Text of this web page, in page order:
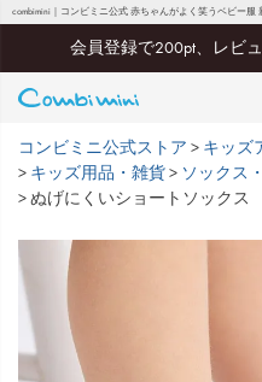
combimini｜コンビミニ公式 赤ちゃんがよく笑うベビー
会員登録で200pt、レビ
コンビミニ公式ストア
キッズ
キッズ用品・雑貨
ソックス
ぬげにくいショートソックス